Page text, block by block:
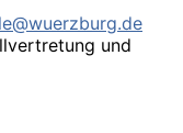
und